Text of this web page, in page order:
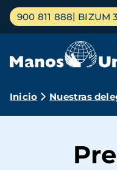
Pasar
contenido
Menú
principal
900 811 888 BIZUM
Ruta
Inicio Nuestras